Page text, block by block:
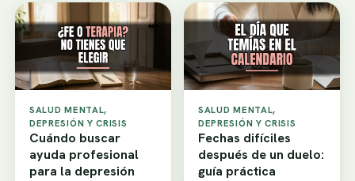
SALUD MENTAL,
DEPRESIÓN Y CRISIS
Cuándo buscar
ayuda profesional
para la depresión
SALUD MENTAL,
DEPRESIÓN Y CRISIS
Fechas difíciles
después de un duelo:
guía práctica